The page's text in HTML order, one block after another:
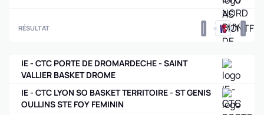
RÉSULTAT 0 0
IE - CTC PORTE DE DROMARDECHE - SAINT
VALLIER BASKET DROME
IE - CTC LYON SO BASKET TERRITOIRE - ST GENIS
OULLINS STE FOY FEMININ